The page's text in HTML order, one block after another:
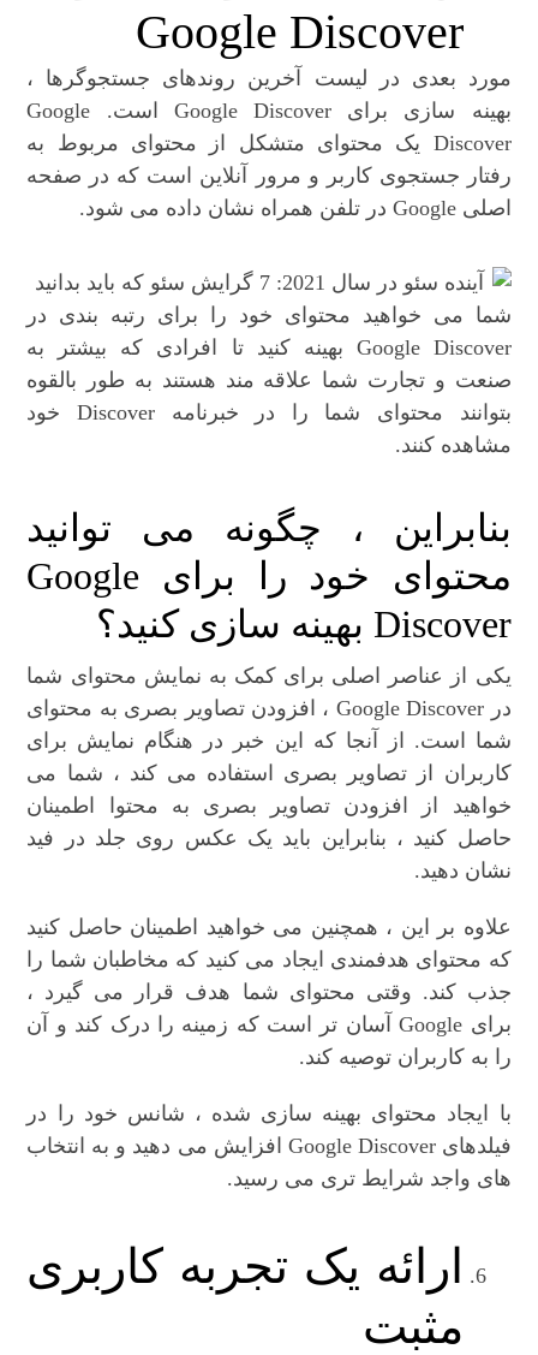
Google Discover
مورد بعدی در لیست آخرین روندهای جستجوگرها ،
بهینه سازی برای Google Discover است. Google
Discover یک محتوای متشکل از محتوای مربوط به
رفتار جستجوی کاربر و مرور آنلاین است که در صفحه
اصلی Google در تلفن همراه نشان داده می شود.
شما می خواهید محتوای خود را برای رتبه بندی در
Google Discover بهینه کنید تا افرادی که بیشتر به
صنعت و تجارت شما علاقه مند هستند به طور بالقوه
بتوانند محتوای شما را در خبرنامه Discover خود
مشاهده کنند.
بنابراین ، چگونه می توانید
محتوای خود را برای Google
Discover بهینه سازی کنید؟
یکی از عناصر اصلی برای کمک به نمایش محتوای شما
در Google Discover ، افزودن تصاویر بصری به محتوای
شما است. از آنجا که این خبر در هنگام نمایش برای
کاربران از تصاویر بصری استفاده می کند ، شما می
خواهید از افزودن تصاویر بصری به محتوا اطمینان
حاصل کنید ، بنابراین باید یک عکس روی جلد در فید
نشان دهید.
علاوه بر این ، همچنین می خواهید اطمینان حاصل کنید
که محتوای هدفمندی ایجاد می کنید که مخاطبان شما را
جذب کند. وقتی محتوای شما هدف قرار می گیرد ،
برای Google آسان تر است که زمینه را درک کند و آن
را به کاربران توصیه کند.
با ایجاد محتوای بهینه سازی شده ، شانس خود را در
فیلدهای Google Discover افزایش می دهید و به انتخاب
های واجد شرایط تری می رسید.
ارائه یک تجربه کاربری
مثبت